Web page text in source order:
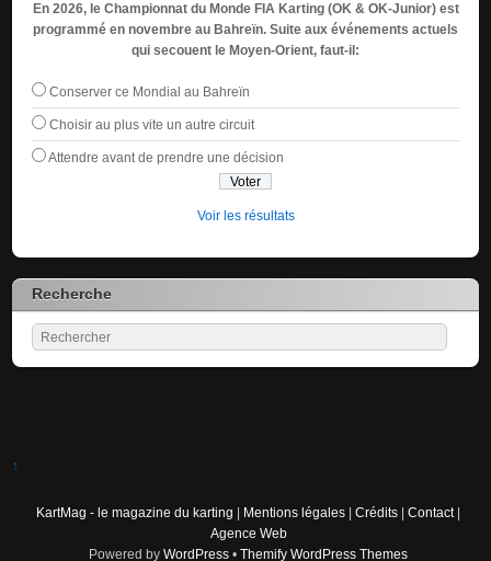
En 2026, le Championnat du Monde FIA Karting (OK & OK-Junior) est
programmé en novembre au Bahreïn. Suite aux événements actuels
qui secouent le Moyen-Orient, faut-il:
Conserver ce Mondial au Bahreïn
Choisir au plus vite un autre circuit
Attendre avant de prendre une décision
Voir les résultats
Recherche
↑
KartMag - le magazine du karting Mentions légales Crédits Contact|
Agence Web
Powered by WordPress • Themify WordPress Themes